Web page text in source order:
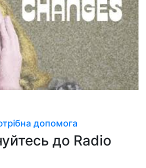
допомога
до Radio